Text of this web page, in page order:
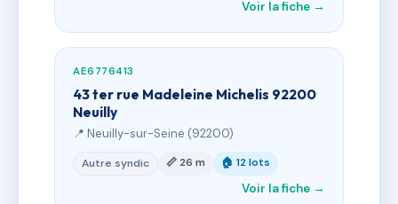
Voir la fiche →
AE6776413
43 ter rue Madeleine Michelis 92200
Neuilly
📍 Neuilly-sur-Seine (92200)
Autre syndic 📏 26 m 🏠 12 lots
Voir la fiche →